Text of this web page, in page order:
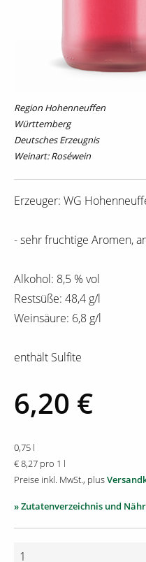
Region Hohenneuffen
Württemberg
Deutsches Erzeugnis
Weinart: Roséwein
Erzeuger: WG
- sehr fruchtige Aromen,
Alkohol: 8,5 % vol
Restsüße: 48,4 g/l
Weinsäure: 6,8 g/l
enthält Sulfite
6,20 €
0,75 l
€ 8,27 pro 1 l
Preise inkl. MwSt., plus
» Zutatenverzeichnis und